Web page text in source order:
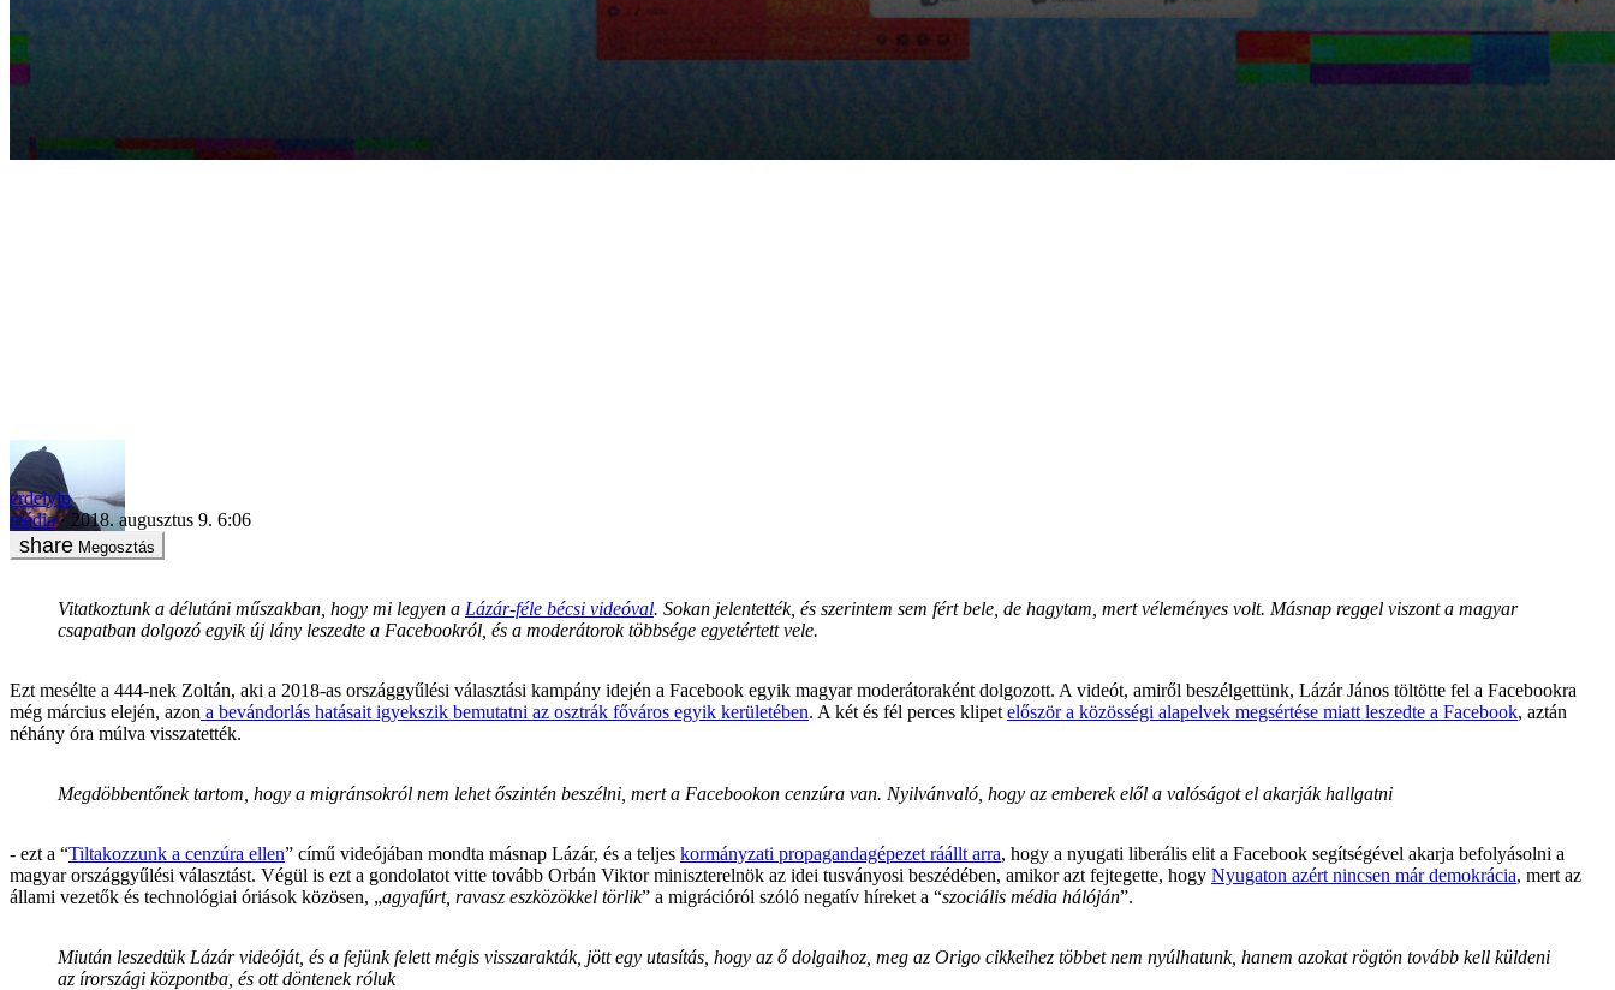
erdelyip
média
2018. augusztus 9. 6:06
Megosztás
Vitatkoztunk a délutáni műszakban, hogy mi legyen a Lázár-féle bécsi videóval. Sokan jelentették, és szerintem sem fért bele, de hagytam, mert véleményes volt. Másnap reggel viszont a magyar
csapatban dolgozó egyik új lány leszedte a Facebookról, és a moderátorok többsége egyetértett vele.
Ezt mesélte a 444-nek Zoltán, aki a 2018-as országgyűlési választási kampány idején a Facebook egyik magyar moderátoraként dolgozott. A videót, amiről beszélgettünk, Lázár János töltötte fel a Facebookra
még március elején, azon a bevándorlás hatásait igyekszik bemutatni az osztrák főváros egyik kerületében. A két és fél perces klipet először a közösségi alapelvek megsértése miatt leszedte a Facebook, aztán
néhány óra múlva visszatették.
Megdöbbentőnek tartom, hogy a migránsokról nem lehet őszintén beszélni, mert a Facebookon cenzúra van. Nyilvánvaló, hogy az emberek elől a valóságot el akarják hallgatni
- ezt a “Tiltakozzunk a cenzúra ellen” című videójában mondta másnap Lázár, és a teljes kormányzati propagandagépezet ráállt arra, hogy a nyugati liberális elit a Facebook segítségével akarja befolyásolni a
magyar országgyűlési választást. Végül is ezt a gondolatot vitte tovább Orbán Viktor miniszterelnök az idei tusványosi beszédében, amikor azt fejtegette, hogy Nyugaton azért nincsen már demokrácia, mert az
állami vezetők és technológiai óriások közösen, „agyafúrt, ravasz eszközökkel törlik” a migrációról szóló negatív híreket a “szociális média hálóján”.
Miután leszedtük Lázár videóját, és a fejünk felett mégis visszarakták, jött egy utasítás, hogy az ő dolgaihoz, meg az Origo cikkeihez többet nem nyúlhatunk, hanem azokat rögtön tovább kell küldeni
az írországi központba, és ott döntenek róluk